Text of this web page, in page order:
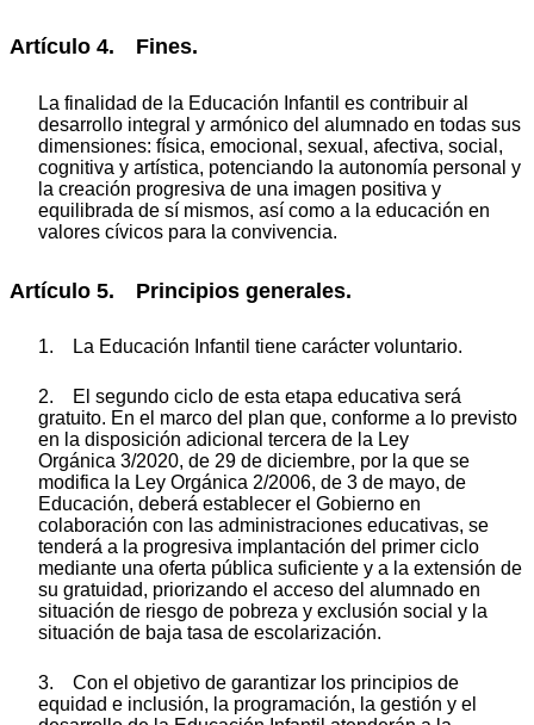
Artículo 4. Fines.
La finalidad de la Educación Infantil es contribuir al
desarrollo integral y armónico del alumnado en todas sus
dimensiones: física, emocional, sexual, afectiva, social,
cognitiva y artística, potenciando la autonomía personal y
la creación progresiva de una imagen positiva y
equilibrada de sí mismos, así como a la educación en
valores cívicos para la convivencia.
Artículo 5. Principios generales.
1. La Educación Infantil tiene carácter voluntario.
2. El segundo ciclo de esta etapa educativa será
gratuito. En el marco del plan que, conforme a lo previsto
en la disposición adicional tercera de la Ley
Orgánica 3/2020, de 29 de diciembre, por la que se
modifica la Ley Orgánica 2/2006, de 3 de mayo, de
Educación, deberá establecer el Gobierno en
colaboración con las administraciones educativas, se
tenderá a la progresiva implantación del primer ciclo
mediante una oferta pública suficiente y a la extensión de
su gratuidad, priorizando el acceso del alumnado en
situación de riesgo de pobreza y exclusión social y la
situación de baja tasa de escolarización.
3. Con el objetivo de garantizar los principios de
equidad e inclusión, la programación, la gestión y el